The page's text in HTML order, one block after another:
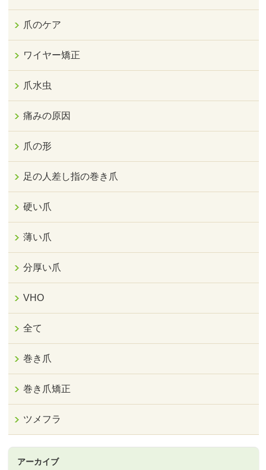
爪のケア
ワイヤー矯正
爪水虫
痛みの原因
爪の形
足の人差し指の巻き爪
硬い爪
薄い爪
分厚い爪
VHO
全て
巻き爪
巻き爪矯正
ツメフラ
アーカイブ